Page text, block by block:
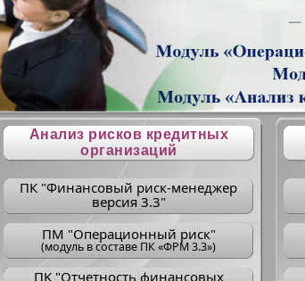
Анализ рисков кредитных
организаций
ПК "Финансовый риск-менеджер
версия 3.3"
ПM "Операционный риск"
(модуль в составе ПК «ФРМ 3.3»)
ПK "Отчетность финансовых